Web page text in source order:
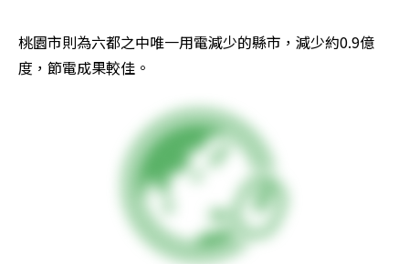
桃園市則為六都之中唯一用電減少的縣市，減少約0.9億
度，節電成果較佳。